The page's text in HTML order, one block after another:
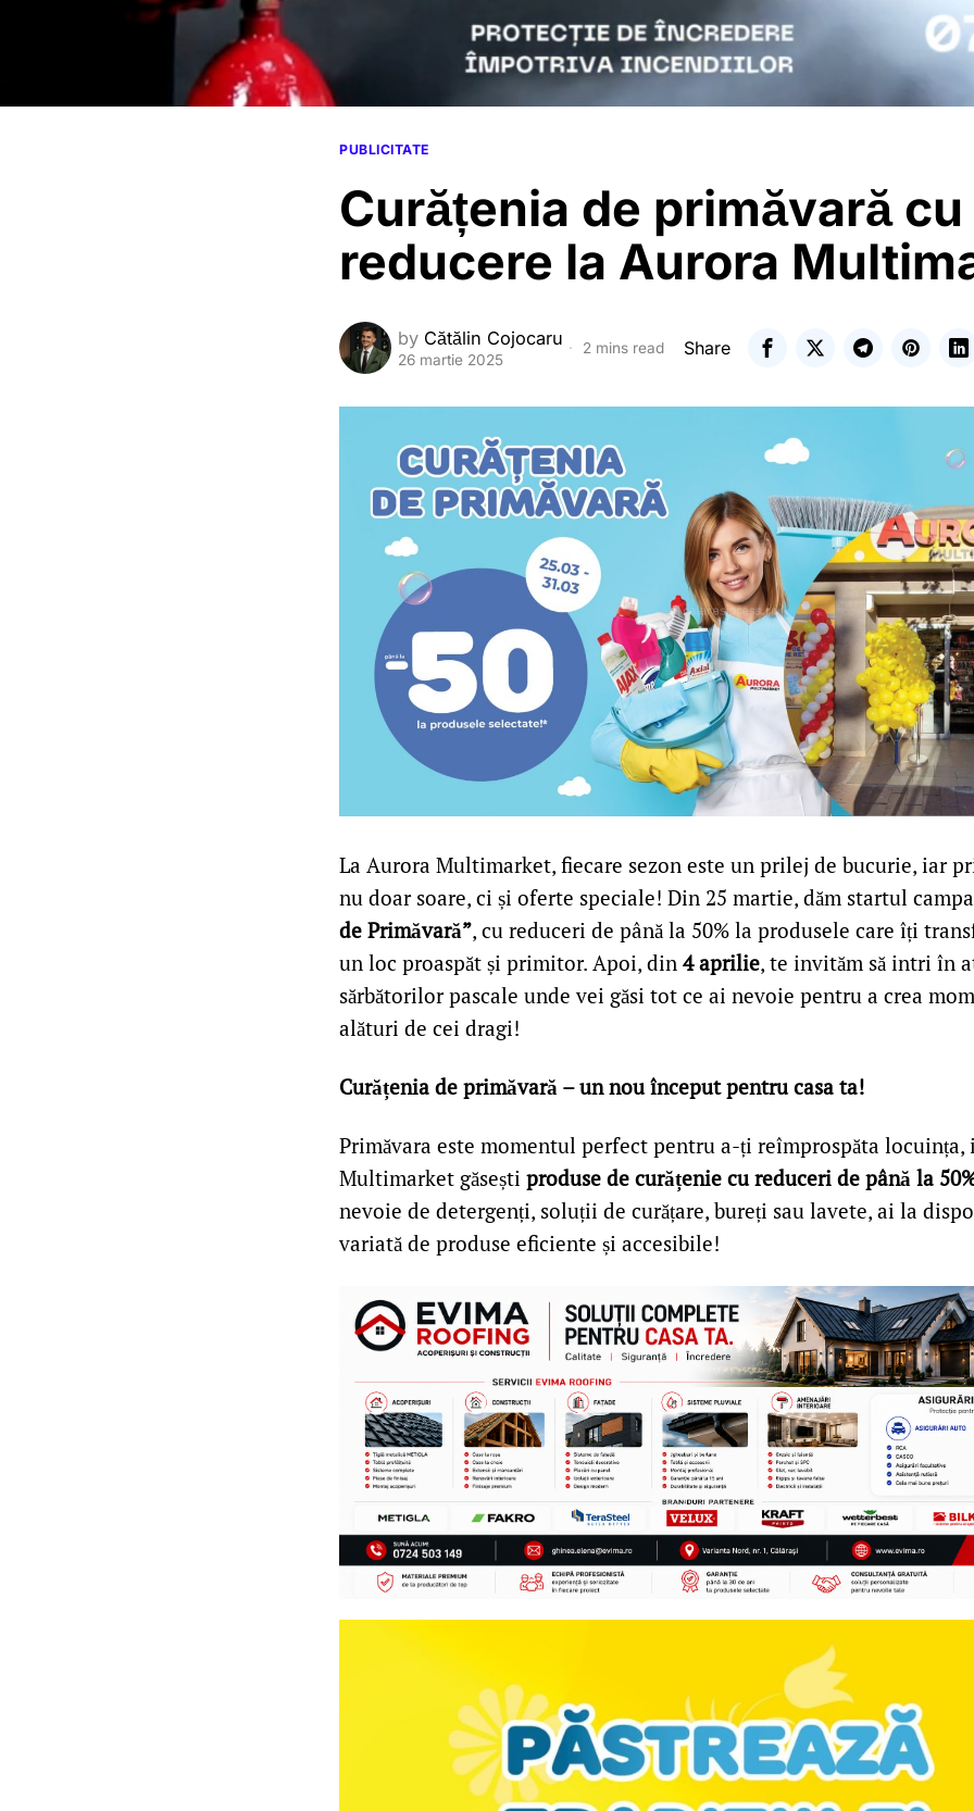
PUBLICITATE
Curățenia de primăvară
reducere la Aurora
by Cătălin Cojocaru
26 martie 2025
2 mins read Share
La Aurora Multimarket, fiecare sezon este un prilej de bucurie, iar
nu doar soare, ci și oferte speciale! Din 25 martie, dăm startul
de Primăvară”, cu reduceri de până la 50% la produsele care îți
un loc proaspăt și primitor. Apoi, din 4 aprilie, te invităm să intri în
sărbătorilor pascale unde vei găsi tot ce ai nevoie pentru a crea
alături de cei dragi!
Curățenia de primăvară – un nou început pentru casa ta!
Primăvara este momentul perfect pentru a-ți reîmprospăta locuința,
Multimarket găsești produse de curățenie cu reduceri de până la
nevoie de detergenți, soluții de curățare, bureți sau lavete, ai la
variată de produse eficiente și accesibile!